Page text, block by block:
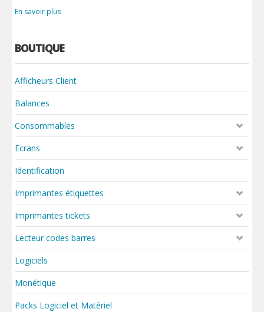
En savoir plus
BOUTIQUE
Afficheurs Client
Balances
Consommables
Ecrans
Identification
Imprimantes étiquettes
Imprimantes tickets
Lecteur codes barres
Logiciels
Monétique
Packs Logiciel et Matériel